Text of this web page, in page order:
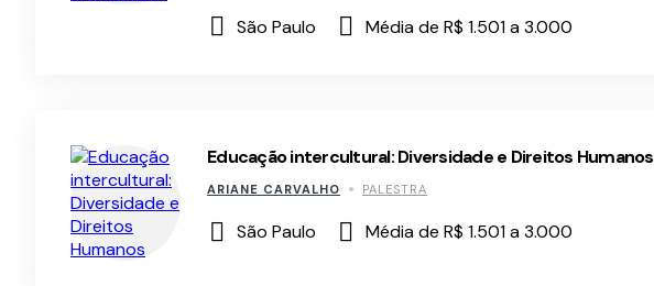
São Paulo Média de R$ 1.501 a 3.000
Educação intercultural: Diversidade e Direitos Humanos
ARIANE CARVALHO PALESTRA
São Paulo Média de R$ 1.501 a 3.000